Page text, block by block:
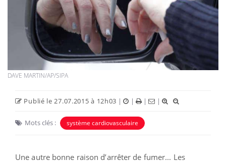
DAVE MARTIN/AP/SIPA
Publié le 27.07.2015 à 12h03 | | | |
Mots clés : système cardiovasculaire
Une autre bonne raison d’arrêter de fumer... Les